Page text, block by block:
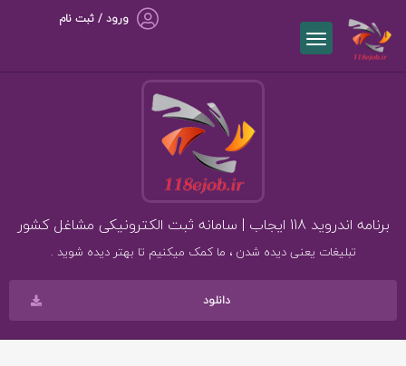
ورود / ثبت نام
برنامه اندروید 118 ایجاب | سامانه ثبت الکترونیکی مشاغل کشور
تبلیغات یعنی دیده شدن ، ما کمک میکنیم تا بهتر دیده شوید .
دانلود